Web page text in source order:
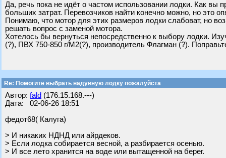
Да, речь пока не идёт о частом использовании лодки. Как вы
больших затрат. Перевозчиков найти конечно можно, но это
Понимаю, что мотор для этих размеров лодки слабоват, но
решать вопрос с заменой мотора.
Хотелось бы вернуться непосредственно к выбору лодки.
(?), ПВХ 750-850 г/М2(?), производитель Флагман (?).
Re: Помогите выбрать надувную лодку пожалуйста
Автор: fald (176.15.168.---)
Дата: 02-06-26 18:51
федот68( Калуга)
> И никаких НДНД или айрдеков.
> Если лодка собирается весной, а разбирается осенью.
> И все лето хранится на воде или вытащенной на берег.